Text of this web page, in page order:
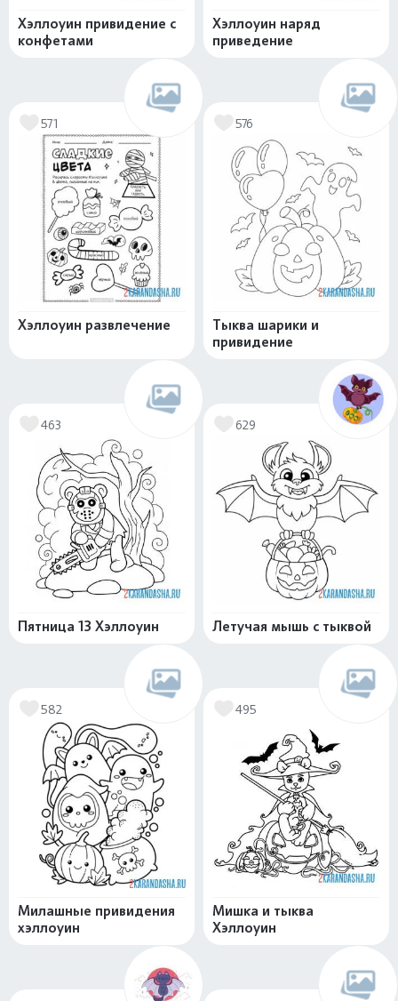
Хэллоуин привидение с
конфетами
Хэллоуин наряд
приведение
571
Хэллоуин развлечение
576
Тыква шарики и
привидение
463
Пятница 13 Хэллоуин
629
Летучая мышь с тыквой
582
Милашные привидения
хэллоуин
495
Мишка и тыква
Хэллоуин